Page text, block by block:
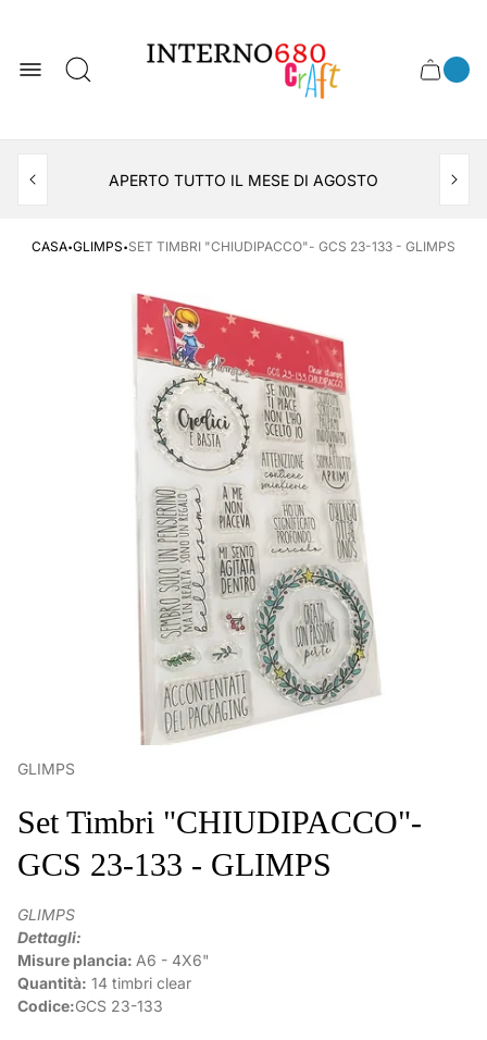
del
negozio
Cassetto
APERTO TUTTO IL MESE DI AGOSTO
CASA·GLIMPS·SET TIMBRI "CHIUDIPACCO"- GCS 23-133 - GLIMPS
GLIMPS
Set Timbri "CHIUDIPACCO"-
GCS 23-133 - GLIMPS
GLIMPS
Dettagli:
Misure plancia: A6 - 4X6"
Quantità: 14 timbri clear
Codice:GCS 23-133